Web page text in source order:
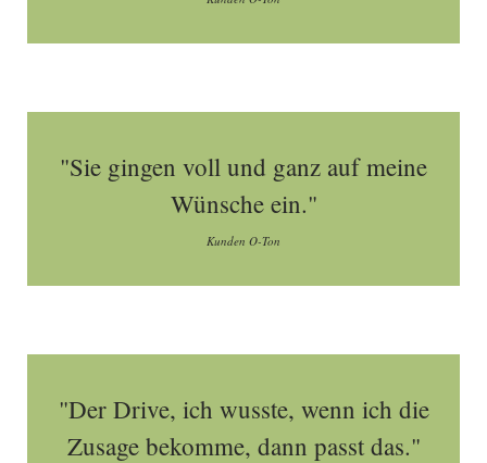
"Sie gingen voll und ganz auf meine
Wünsche ein."
Kunden O-Ton
"Der Drive, ich wusste, wenn ich die
Zusage bekomme, dann passt das."